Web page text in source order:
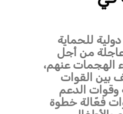
للحماية
من أجل
الهجمات عنهم،
بين القوات
وقوات الدعم
فعّالة خطوة